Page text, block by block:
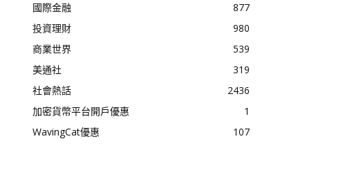
國際金融
877
投資理財
980
商業世界
539
美通社
319
社會熱話
2436
加密貨幣平台開戶優惠
1
WavingCat優惠
107